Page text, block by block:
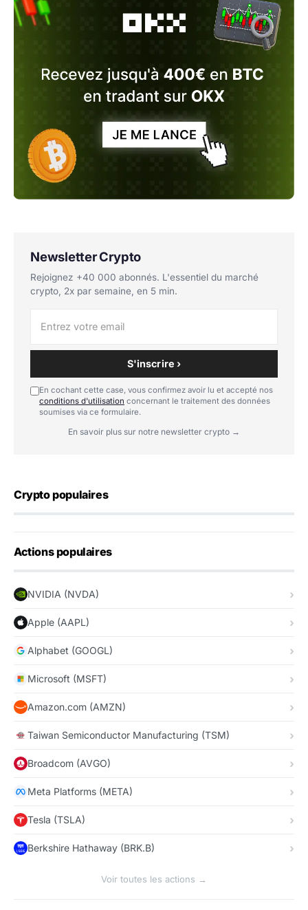
Newsletter Crypto
Rejoignez +40 000 abonnés. L'essentiel du marché
crypto, 2x par semaine, en 5 min.
S'inscrire ›
En cochant cette case, vous confirmez avoir lu et accepté nos
conditions d'utilisation concernant le traitement des données
soumises via ce formulaire.
En savoir plus sur notre newsletter crypto →
Crypto populaires
Actions populaires
NVIDIA (NVDA)
Apple (AAPL)
Alphabet (GOOGL)
Microsoft (MSFT)
Amazon.com (AMZN)
Taiwan Semiconductor Manufacturing (TSM)
Broadcom (AVGO)
Meta Platforms (META)
Tesla (TSLA)
Berkshire Hathaway (BRK.B)
Voir toutes les actions →